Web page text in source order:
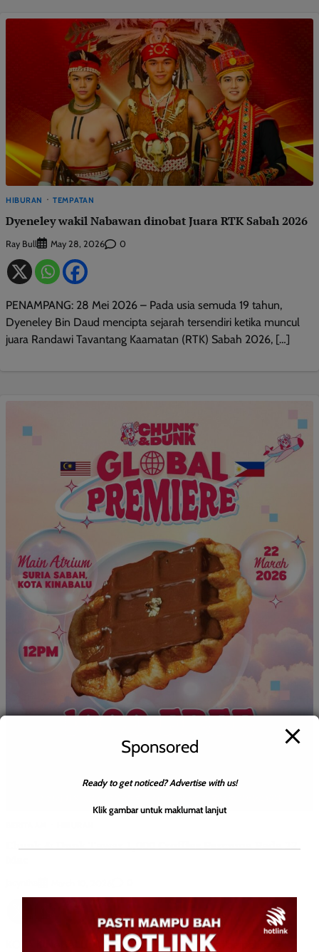
HIBURAN TEMPATAN
Dyeneley wakil Nabawan dinobat Juara RTK Sabah 2026
Ray Bull May 28, 2026 0
PENAMPANG: 28 Mei 2026 – Pada usia semuda 19 tahun,
Dyeneley Bin Daud mencipta sejarah tersendiri ketika muncul
juara Randawi Tavantang Kaamatan (RTK) Sabah 2026, […]
Chunk & Dunk Tawar 1,000 Croffles Percuma Pada 22
KOTA KINABALU: 9 Mac 2026 – Orang ramai berpeluang
Sponsored
Ready to get noticed? Advertise with us!
Klik gambar untuk maklumat lanjut